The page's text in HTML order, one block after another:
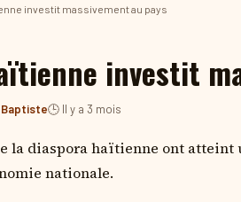
investit massivement au pays
investit
Baptiste🕒 Il y a 3 mois
la diaspora haïtienne ont
nationale.